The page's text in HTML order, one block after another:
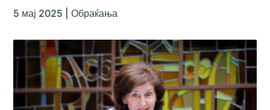
5 мај 2025 |Обраќања